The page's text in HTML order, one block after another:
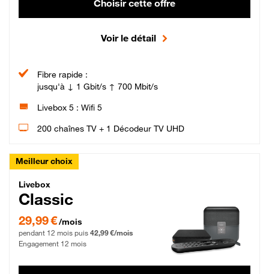
Choisir cette offre
Voir le détail
Fibre rapide :
jusqu'à ↓ 1 Gbit/s ↑ 700 Mbit/s
Livebox 5 : Wifi 5
200 chaînes TV + 1 Décodeur TV UHD
Meilleur choix
Livebox Classic Fibre
Livebox
Classic
29,99 € par mois pendant 12 mois puis 42,99 € par mois, Engagement 12 mois
29,99 €/mois
pendant 12 mois puis 42,99 €/mois
Engagement 12 mois